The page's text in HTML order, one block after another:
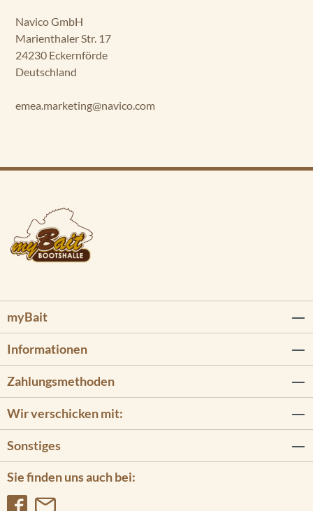
Navico GmbH
Marienthaler Str. 17
24230 Eckernförde
Deutschland
emea.marketing@navico.com
myBait
Informationen
Sie finden uns auch bei:
Zahlungsmethoden
Wir verschicken mit:
Sonstiges